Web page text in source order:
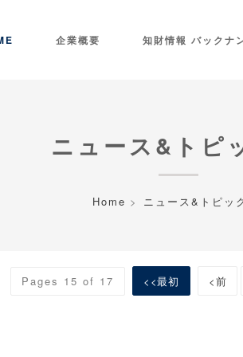
企業概要 知財情報 バックナ
ニュース&トピ
Home ニュース&トピッ
Pages 15 of 17 <<最初 <前